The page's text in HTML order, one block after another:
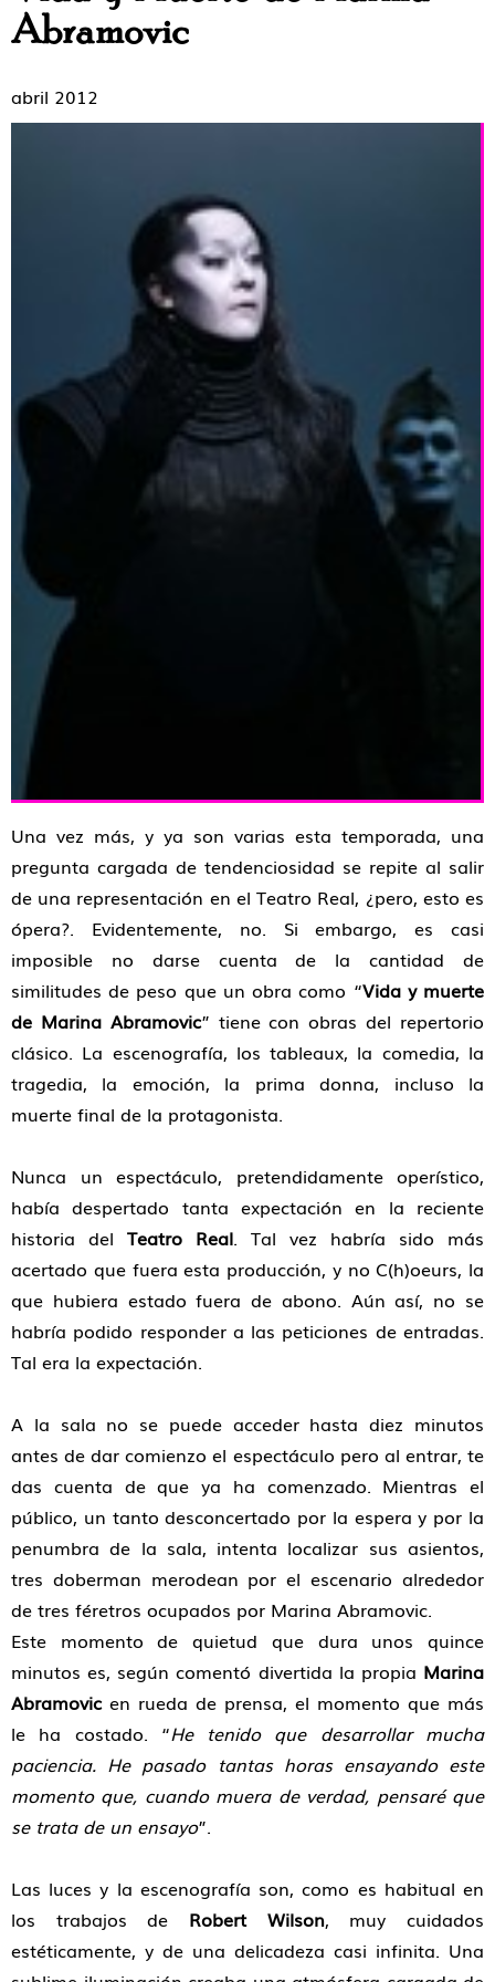
Abramovic
abril 2012
Una vez más, y ya son varias esta temporada, una
pregunta cargada de tendenciosidad se repite al salir
de una representación en el Teatro Real, ¿pero, esto es
ópera?. Evidentemente, no. Si embargo, es casi
imposible no darse cuenta de la cantidad de
similitudes de peso que un obra como “Vida y muerte
de Marina Abramovic” tiene con obras del repertorio
clásico. La escenografía, los tableaux, la comedia, la
tragedia, la emoción, la prima donna, incluso la
muerte final de la protagonista.
Nunca un espectáculo, pretendidamente operístico,
había despertado tanta expectación en la reciente
historia del Teatro Real. Tal vez habría sido más
acertado que fuera esta producción, y no C(h)oeurs, la
que hubiera estado fuera de abono. Aún así, no se
habría podido responder a las peticiones de entradas.
Tal era la expectación.
A la sala no se puede acceder hasta diez minutos
antes de dar comienzo el espectáculo pero al entrar, te
das cuenta de que ya ha comenzado. Mientras el
público, un tanto desconcertado por la espera y por la
penumbra de la sala, intenta localizar sus asientos,
tres doberman merodean por el escenario alrededor
de tres féretros ocupados por Marina Abramovic.
Este momento de quietud que dura unos quince
minutos es, según comentó divertida la propia Marina
Abramovicen rueda de prensa, el momento que más
le ha costado. “He tenido que desarrollar mucha
paciencia. He pasado tantas horas ensayando este
momento que, cuando muera de verdad, pensaré que
se trata de un ensayo”.
Las luces y la escenografía son, como es habitual en
los trabajos de Robert Wilson, muy cuidados
estéticamente, y de una delicadeza casi infinita. Una